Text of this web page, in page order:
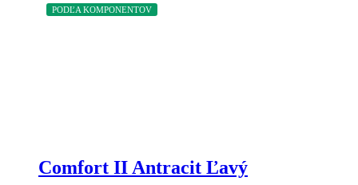
PODĽA KOMPONENTOV
Comfort II Antracit Ľavý